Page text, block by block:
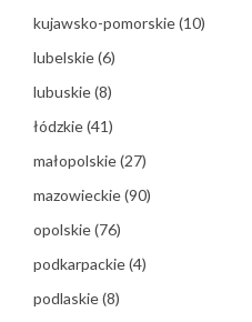
kujawsko-pomorskie(10)
lubelskie(6)
lubuskie(8)
łódzkie(41)
małopolskie(27)
mazowieckie(90)
opolskie(76)
podkarpackie(4)
podlaskie(8)